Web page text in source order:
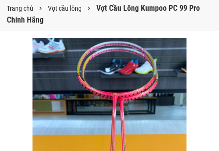
Trang chủ Vợt cầu lông
Vợt Cầu Lông Kumpoo PC 99 Pro
Chính Hãng